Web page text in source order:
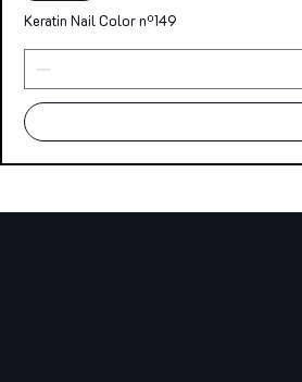
Keratin Nail Color nº149